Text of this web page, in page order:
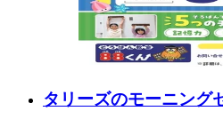
タリーズのモーニング